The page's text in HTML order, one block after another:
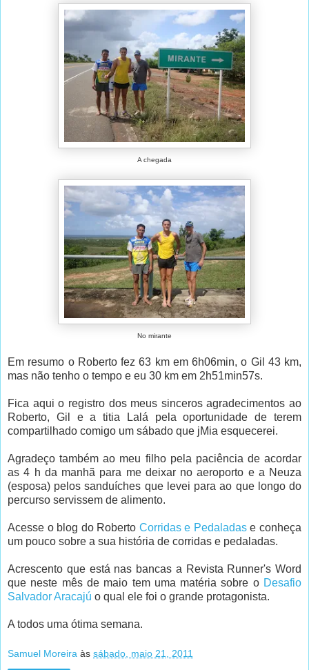
A chegada
No mirante
Em resumo o Roberto fez 63 km em 6h06min, o Gil 43 km,
mas não tenho o tempo e eu 30 km em 2h51min57s.
Fica aqui o registro dos meus sinceros agradecimentos ao
Roberto, Gil e a titia Lalá pela oportunidade de terem
compartilhado comigo um sábado que jMia esquecerei.
Agradeço também ao meu filho pela paciência de acordar
as 4 h da manhã para me deixar no aeroporto e a Neuza
(esposa) pelos sanduíches que levei para ao que longo do
percurso servissem de alimento.
Acesse o blog do Roberto Corridas e Pedaladase conheça
um pouco sobre a sua história de corridas e pedaladas.
Acrescento que está nas bancas a Revista Runner's Word
que neste mês de maio tem uma matéria sobre o Desafio
Salvador Aracajú o qual ele foi o grande protagonista.
A todos uma ótima semana.
Samuel Moreira às sábado, maio 21, 2011